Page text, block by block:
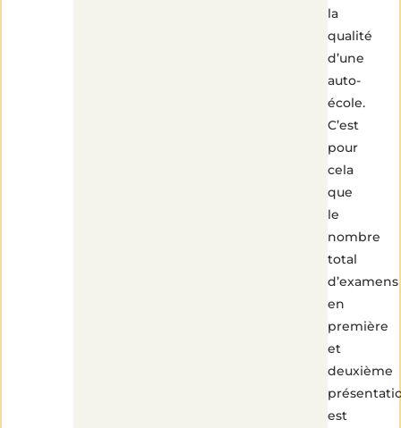
la
qualité
d’une
auto-
école.
C’est
pour
cela
que
le
nombre
total
d’examens
en
première
et
deuxième
est